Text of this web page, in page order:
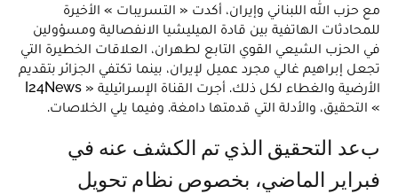
مع حزب الله اللبناني وإيران، أكدت « التسريبات » الأخيرة
للمحادثات الهاتفية بين قادة الميليشيا الانفصالية ومسؤولين
في الحزب الشيعي القوي التابع لطهران، العلاقات الخطيرة التي
تجعل إبراهيم غالي مجرد عميل لإيران، بينما تكتفي الجزائر بتقديم
الأرضية والغطاء لكل ذلك. أجرت القناة الإسرائيلية « I24News
» التحقيق، والأدلة التي قدمتها دامغة. وفيما يلي الخلاصات.
بعد التحقيق الذي تم الكشف عنه في
فبراير الماضي، بخصوص نظام تحويل